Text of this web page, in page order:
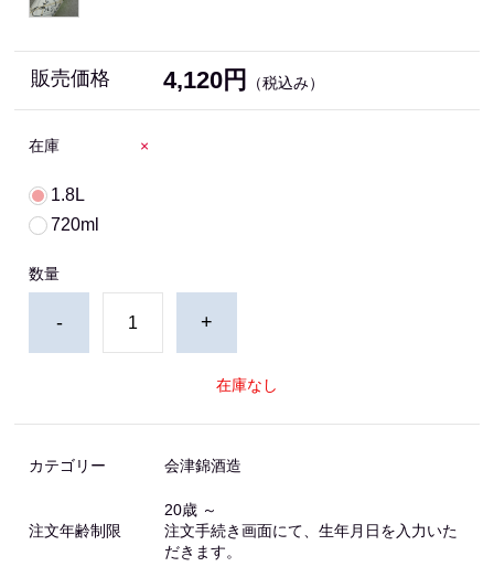
販売価格 4,120円 （税込み）
在庫 ×
1.8L
720ml
数量
- +
在庫なし
カテゴリー 会津錦酒造
注文年齢制限
20歳 ～
注文手続き画面にて、生年月日を入力いた
だきます。